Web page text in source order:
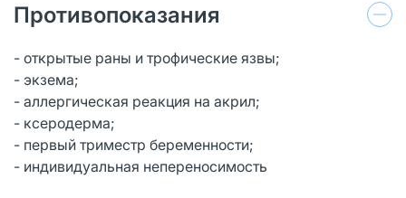
Противопоказания
- открытые раны и трофические язвы;
- экзема;
- аллергическая реакция на акрил;
- ксеродерма;
- первый триместр беременности;
- индивидуальная непереносимость